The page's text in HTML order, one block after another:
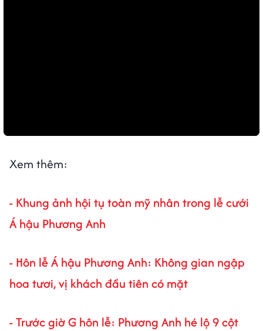
Xem thêm:
- Khung ảnh hội tụ toàn mỹ nhân trong lễ cưới
Á hậu Phương Anh
- Hôn lễ Á hậu Phương Anh: Không gian ngập
hoa tươi, vị khách đầu tiên có mặt
- Trước giờ G hôn lễ: Phương Anh hé lộ 9 cột